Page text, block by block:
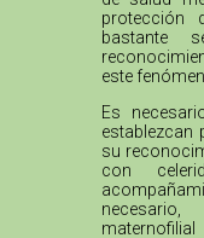
protección
bastante
este
Es
establezcan
su
con